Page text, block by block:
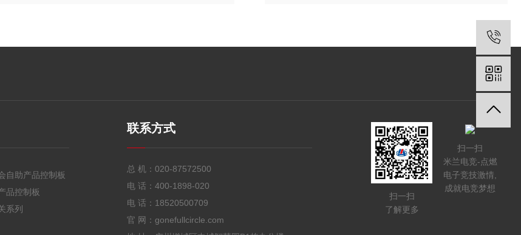
自助产品控制板
品控制板
系列
联系方式
总 机： 020-87572500
电 话： 400-1898-020
电 话： 18520500709
官 网：gonefullcircle.com
扫一扫
了解更多
扫一扫
米兰电竞-点燃
电子竞技激情,
成就电竞梦想